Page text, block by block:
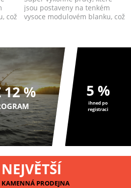
což
jsou postaveny na tenkém
vysoce modulovém blanku, což
12 % 5 %
ihned po
registraci
NEJVĚTŠÍ
KAMENNÁ PRODEJNA